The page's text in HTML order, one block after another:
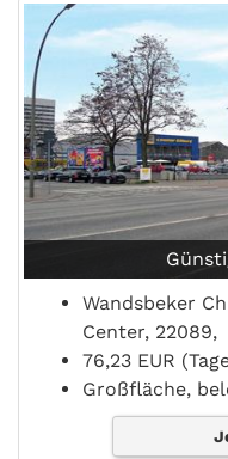
Wandsbeker
Center, 22089,
76,23 EUR
Großfläche,